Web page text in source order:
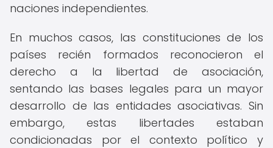
naciones independientes.
En muchos casos, las constituciones de los
países recién formados reconocieron el
derecho a la libertad de asociación,
sentando las bases legales para un mayor
desarrollo de las entidades asociativas. Sin
embargo, estas libertades estaban
condicionadas por el contexto político y